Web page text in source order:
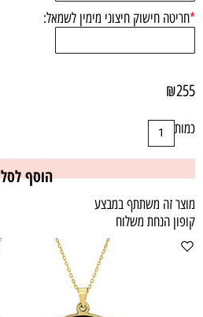
*חריטה חישוק חיצוני מימין לשמאל:
₪255
כמות
הוסף לסל
מוצר זה משתתף במבצע
קופון הנחת משלוח